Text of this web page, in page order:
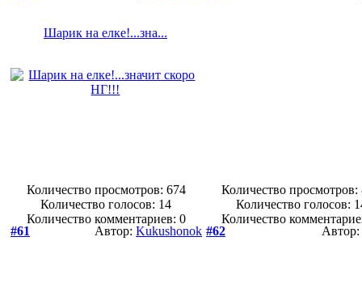
Шарик на елке!...зна...
Количество просмотров: 674
Количество голосов: 14
Количество комментариев: 0
Количество просмотров:
Количество голосов:
Количество
#61
Автор: Kukushonok #62 Автор: